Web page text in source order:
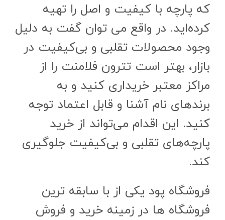
که پارچه با کیفیت و اصل را تهیه
کرده‌اید. در واقع می توان گفت به دلیل
وجود محصولات تقلبی و بی‌کیفیت در
بازار، بهتر است تترون فلامنت را از
مراکز معتبر خریداری کنید و به
برندهای نام آشنا و قابل اعتماد توجه
کنید. این اقدام می‌تواند از خرید
پارچه‌های تقلبی و بی‌کیفیت جلوگیری
کند.
فروشگاه پود یکی از با سابقه ترین
فروشگاه ها در زمینه خرید و فروش